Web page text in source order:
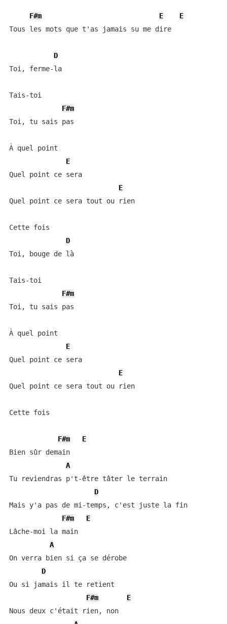
F#m E
E
Tous les mots que t'as jamais su me dire
D
Toi, ferme-la
Tais-toi
F#m
Toi, tu sais pas
À quel point
E
Quel point ce sera
E
Quel point ce sera tout ou rien
Cette fois
D
Toi, bouge de là
Tais-toi
F#m
Toi, tu sais pas
À quel point
E
Quel point ce sera
E
Quel point ce sera tout ou rien
Cette fois
F#m
E
Bien sûr demain
A
Tu reviendras p't-être tâter le terrain
D
Mais y'a pas de mi-temps, c'est juste la fin
F#m
E
Lâche-moi la main
A
On verra bien si ça se dérobe
D
Ou si jamais il te retient
F#m
E
Nous deux c'était rien, non